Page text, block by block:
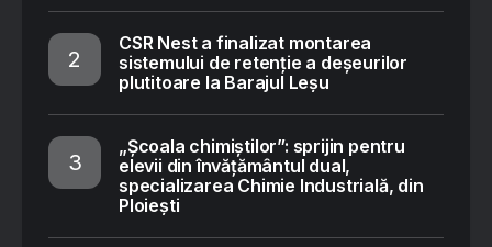
CSR Nest a finalizat montarea
sistemului de retenție a deșeurilor
plutitoare la Barajul Leșu
„Școala chimiștilor”: sprijin pentru
elevii din învățământul dual,
specializarea Chimie Industrială, din
Ploiești